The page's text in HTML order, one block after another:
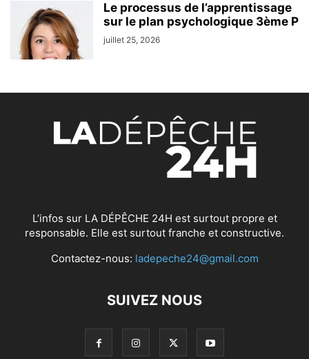
Le processus de l’apprentissage
sur le plan psychologique 3ème P
juillet 25, 2026
L’infos sur LA DÉPÊCHE 24H est surtout propre et
responsable. Elle est surtout franche et constructive.
Contactez-nous: ladepeche24@gmail.com
SUIVEZ NOUS